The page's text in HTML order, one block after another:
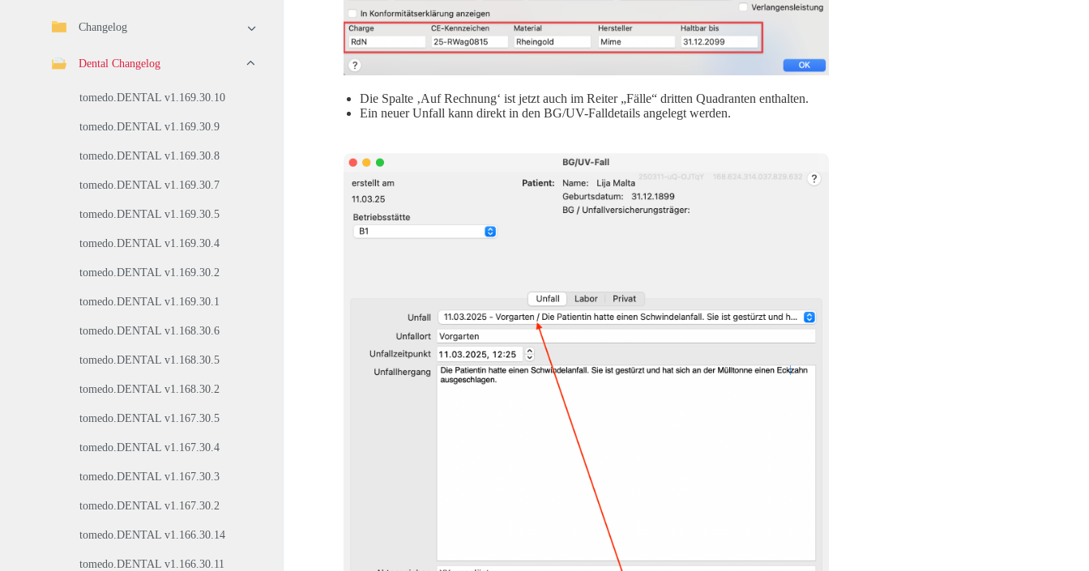
Changelog
Dental Changelog
tomedo.DENTAL v1.169.30.10
tomedo.DENTAL v1.169.30.9
tomedo.DENTAL v1.169.30.8
tomedo.DENTAL v1.169.30.7
tomedo.DENTAL v1.169.30.5
tomedo.DENTAL v1.169.30.4
tomedo.DENTAL v1.169.30.2
tomedo.DENTAL v1.169.30.1
tomedo.DENTAL v1.168.30.6
tomedo.DENTAL v1.168.30.5
tomedo.DENTAL v1.168.30.2
tomedo.DENTAL v1.167.30.5
tomedo.DENTAL v1.167.30.4
tomedo.DENTAL v1.167.30.3
tomedo.DENTAL v1.167.30.2
tomedo.DENTAL v1.166.30.14
tomedo.DENTAL v1.166.30.11
Die Spalte ‚Auf Rechnung‘ ist jetzt auch im Reiter „Fälle“ dritten Quadranten enthalten.
Ein neuer Unfall kann direkt in den BG/UV-Falldetails angelegt werden.